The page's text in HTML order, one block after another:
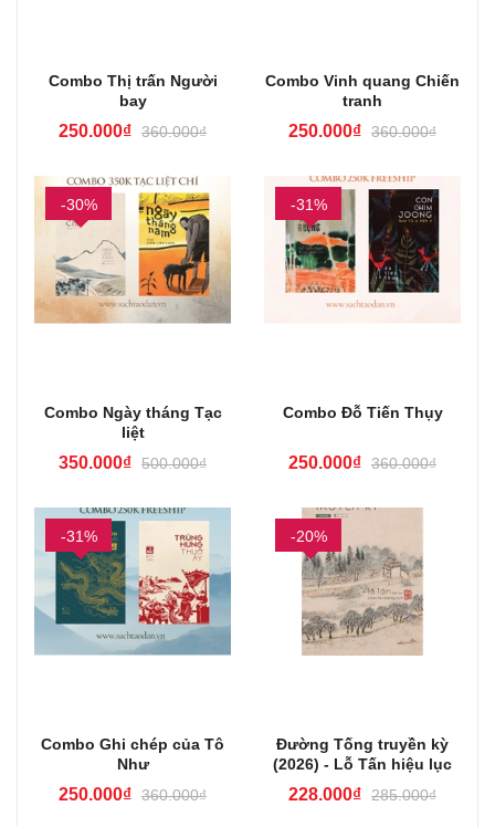
Combo Thị trấn Người
bay
250.000₫ 360.000₫
Combo Vinh quang Chiến
tranh
250.000₫ 360.000₫
-30%
Combo Ngày tháng Tạc
liệt
350.000₫ 500.000₫
-31%
Combo Đỗ Tiến Thụy
250.000₫ 360.000₫
-31%
Combo Ghi chép của Tô
Như
250.000₫ 360.000₫
-20%
Đường Tống truyền kỳ
(2026) - Lỗ Tấn hiệu lục
228.000₫ 285.000₫